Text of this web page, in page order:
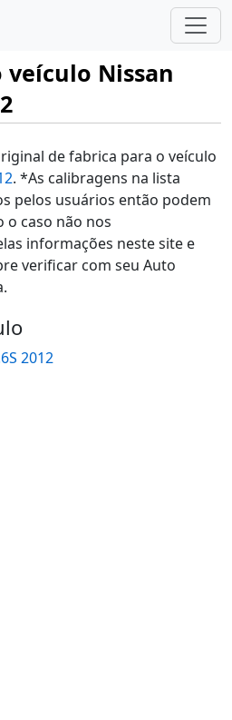
Nissan
de fabrica para o veículo
. *As calibragens na lista
pelos usuários então podem
o caso não nos
informações neste site e
verificar com seu Auto
2012